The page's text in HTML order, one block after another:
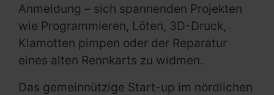
Anmeldung – sich spannenden Projekten
wie Programmieren, Löten, 3D-Druck,
Klamotten pimpen oder der Reparatur
eines alten Rennkarts zu widmen.
Das gemeinnützige Start-up im nördlichen